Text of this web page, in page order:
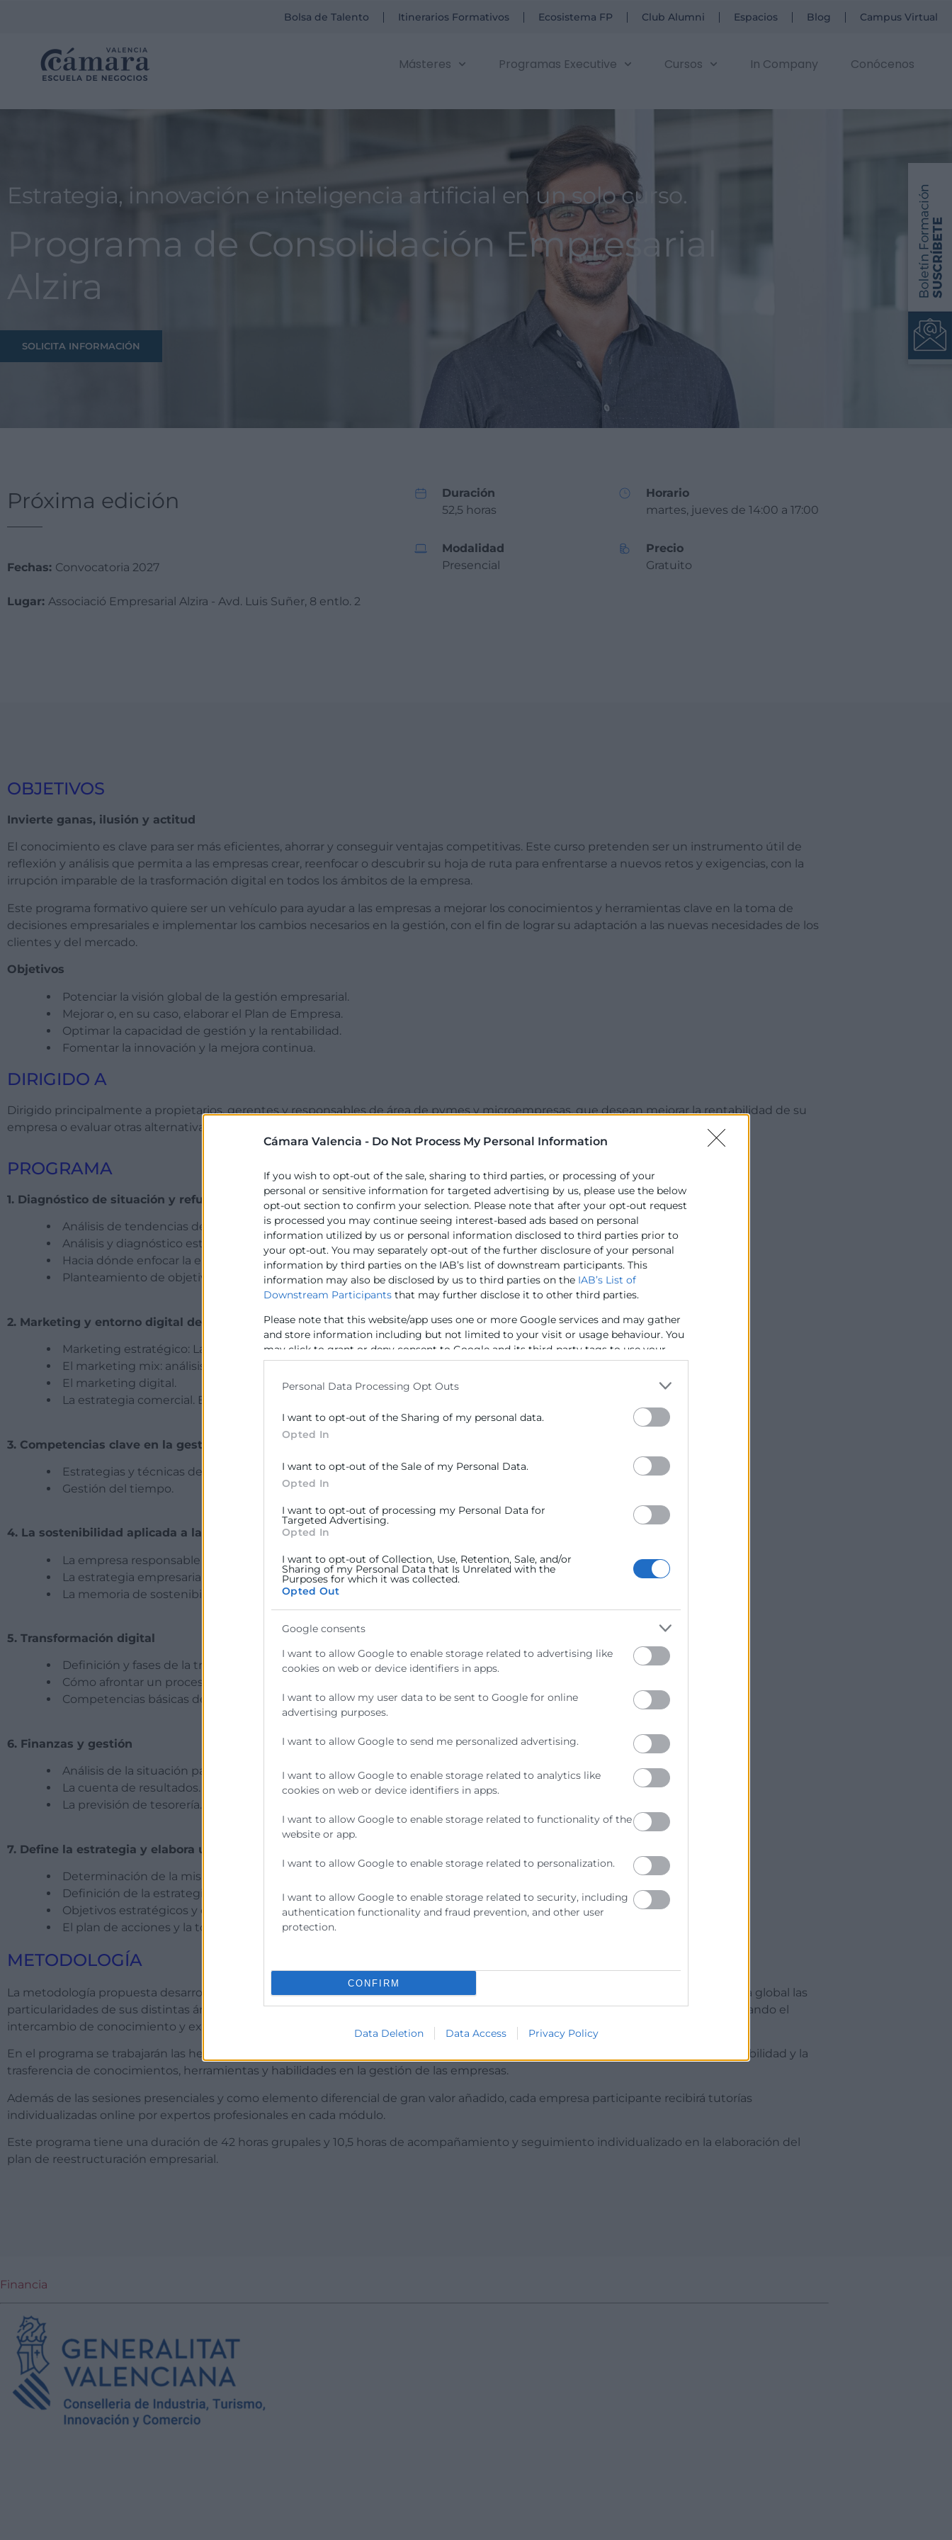
Cámara Valencia - Do Not Process My Personal Information
If you wish to opt-out of the sale, sharing to third parties, or processing of your
personal or sensitive information for targeted advertising by us, please use the below
opt-out section to confirm your selection. Please note that after your opt-out request
is processed you may continue seeing interest-based ads based on personal
information utilized by us or personal information disclosed to third parties prior to
your opt-out. You may separately opt-out of the further disclosure of your personal
information by third parties on the IAB’s list of downstream participants. This
information may also be disclosed by us to third parties on the IAB’s List of
Downstream Participants that may further disclose it to other third parties.
Please note that this website/app uses one or more Google services and may gather
and store information including but not limited to your visit or usage behaviour. You
may click to grant or deny consent to Google and its third-party tags to use your
data for below specified purposes in below Google consent section.
Personal Data Processing Opt Outs
I want to opt-out of the Sharing of my personal data.
Opted In
I want to opt-out of the Sale of my Personal Data.
Opted In
I want to opt-out of processing my Personal Data for
Targeted Advertising.
Opted In
I want to opt-out of Collection, Use, Retention, Sale, and/or
Sharing of my Personal Data that Is Unrelated with the
Purposes for which it was collected.
Opted Out
Google consents
I want to allow Google to enable storage related to advertising like
cookies on web or device identifiers in apps.
I want to allow my user data to be sent to Google for online
advertising purposes.
I want to allow Google to send me personalized advertising.
I want to allow Google to enable storage related to analytics like
cookies on web or device identifiers in apps.
I want to allow Google to enable storage related to functionality of the
website or app.
I want to allow Google to enable storage related to personalization.
I want to allow Google to enable storage related to security, including
authentication functionality and fraud prevention, and other user
protection.
CONFIRM
Data Deletion Data Access Privacy Policy
Bolsa de Talento Itinerarios Formativos Ecosistema FP Club Alumni Espacios Blog Campus Virtual
Másteres Programas Executive Cursos In Company Conócenos
Estrategia, innovación e inteligencia artificial en un solo curso.
Programa de Consolidación Empresarial
Alzira
SOLICITA INFORMACIÓN
Próxima edición
Fechas: Convocatoria 2027
Lugar: Associació Empresarial Alzira - Avd. Luis Suñer, 8 entlo. 2
Duración
52,5 horas
Horario
martes, jueves de 14:00 a 17:00
Modalidad
Presencial
Precio
Gratuito
OBJETIVOS
Invierte ganas, ilusión y actitud
El conocimiento es clave para ser más eficientes, ahorrar y conseguir ventajas competitivas. Este curso pretenden ser un instrumento útil de
reflexión y análisis que permita a las empresas crear, reenfocar o descubrir su hoja de ruta para enfrentarse a nuevos retos y exigencias, con la
irrupción imparable de la trasformación digital en todos los ámbitos de la empresa.
Este programa formativo quiere ser un vehículo para ayudar a las empresas a mejorar los conocimientos y herramientas clave en la toma de
decisiones empresariales e implementar los cambios necesarios en la gestión, con el fin de lograr su adaptación a las nuevas necesidades de los
clientes y del mercado.
Objetivos
Potenciar la visión global de la gestión empresarial.
Mejorar o, en su caso, elaborar el Plan de Empresa.
Optimar la capacidad de gestión y la rentabilidad.
Fomentar la innovación y la mejora continua.
DIRIGIDO A
Dirigido principalmente a propietarios, gerentes y responsables de área de pymes y microempresas, que desean mejorar la rentabilidad de su
empresa o evaluar otras alternativas de expansión.
PROGRAMA
1. Diagnóstico de situación y refuerzo de la posición competitiva de la empresa
Análisis de tendencias de mercado y cambios en los hábitos de consumo.
Análisis y diagnóstico estratégico de la empresa
Hacia dónde enfocar la empresa.
Planteamiento de objetivos estratégicos.
2. Marketing y entorno digital de la empresa
Marketing estratégico: La estrategia de posicionamiento.
El marketing mix: análisis y reorientación.
El marketing digital.
La estrategia comercial. El plan de ventas.
3. Competencias clave en la gestión de empresa
Estrategias y técnicas de negociación.
Gestión del tiempo.
4. La sostenibilidad aplicada a la estrategia empresarial
La empresa responsable y sostenible: conceptos clave.
La estrategia empresarial para el desarrollo sostenible.
La memoria de sostenibilidad.
5. Transformación digital
Definición y fases de la transformación digital
Cómo afrontar un proceso de transformación digital.
Competencias básicas de la transformación digital.
6. Finanzas y gestión
Análisis de la situación patrimonial a través del balance.
La cuenta de resultados.
La previsión de tesorería. Su importancia como instrumento de gestión en épocas de incertidumbre.
7. Define la estrategia y elabora un plan.
Determinación de la misión, la visión y los valores de la empresa.
Definición de la estrategia.
Objetivos estratégicos y objetivos operativos.
El plan de acciones y la toma de decisiones.
METODOLOGÍA
La metodología propuesta desarrolla la capacidad para tomar decisiones estratégicas y operativas en la empresa, entender de forma global las
particularidades de sus distintas áreas funcionales, reforzar las habilidades para la reflexión, el trabajo individual y en equipo, fomentando el
intercambio de conocimiento y experiencias entre los alumnos.
En el programa se trabajarán las herramientas necesarias para diseñar actuaciones innovadoras que aumenten la eficiencia, la aplicabilidad y la
trasferencia de conocimientos, herramientas y habilidades en la gestión de las empresas.
Además de las sesiones presenciales y como elemento diferencial de gran valor añadido, cada empresa participante recibirá tutorías
individualizadas online por expertos profesionales en cada módulo.
Este programa tiene una duración de 42 horas grupales y 10,5 horas de acompañamiento y seguimiento individualizado en la elaboración del
plan de reestructuración empresarial.
Financia